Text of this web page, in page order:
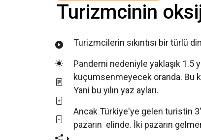
Turizmcinin
Turizmcilerin sıkıntısı bir türlü
Pandemi nedeniyle yaklaşık 1.5
küçümsenmeyecek oranda. Bu
Yani bu yılın yaz ayları.
Ancak Türkiye'ye gelen turistin
pazarın elinde. İki pazarın